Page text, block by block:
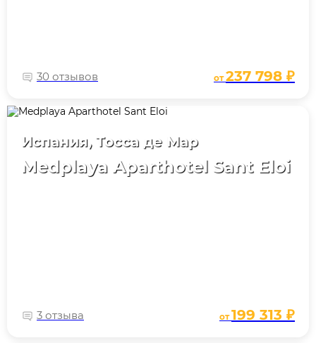
30 отзывов от237 798 ₽
Испания, Тосса де Мар
Medplaya Aparthotel Sant Eloi
3 отзыва от199 313 ₽